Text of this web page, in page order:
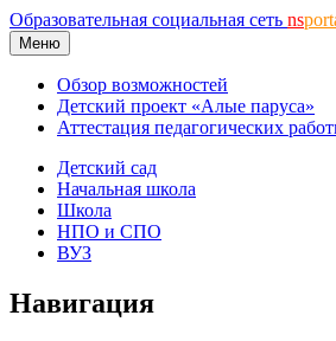
Образовательная социальная сеть ns
Меню
Обзор возможностей
Детский проект «Алые паруса»
Аттестация педагогических
Детский сад
Начальная школа
Школа
НПО и СПО
ВУЗ
Навигация